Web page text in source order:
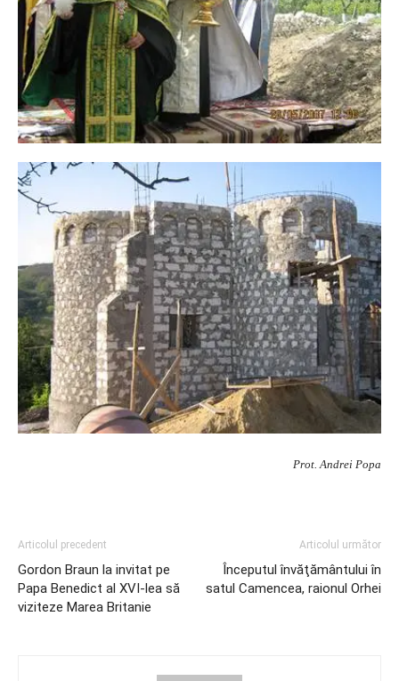
Prot. Andrei Popa
Articolul precedent
Gordon Braun la invitat pe
Papa Benedict al XVI-lea să
viziteze Marea Britanie
Articolul următor
Începutul învăţământului în
satul Camencea, raionul Orhei